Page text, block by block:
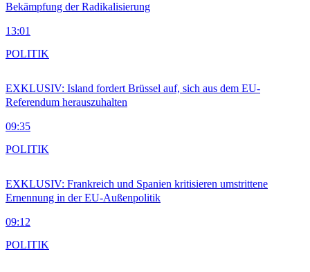
Bekämpfung der Radikalisierung
13:01
EXKLUSIV: Island fordert Brüssel auf, sich aus dem EU-
Referendum herauszuhalten
09:35
POLITIK
EXKLUSIV: Frankreich und Spanien kritisieren umstrittene
Ernennung in der EU-Außenpolitik
09:12
POLITIK
POLITIK